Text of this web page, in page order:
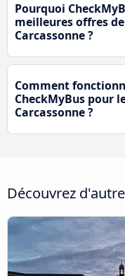
Pourquoi
meilleures offres
Carcassonne ?
Comment
CheckMyBus pour
Carcassonne ?
Découvrez